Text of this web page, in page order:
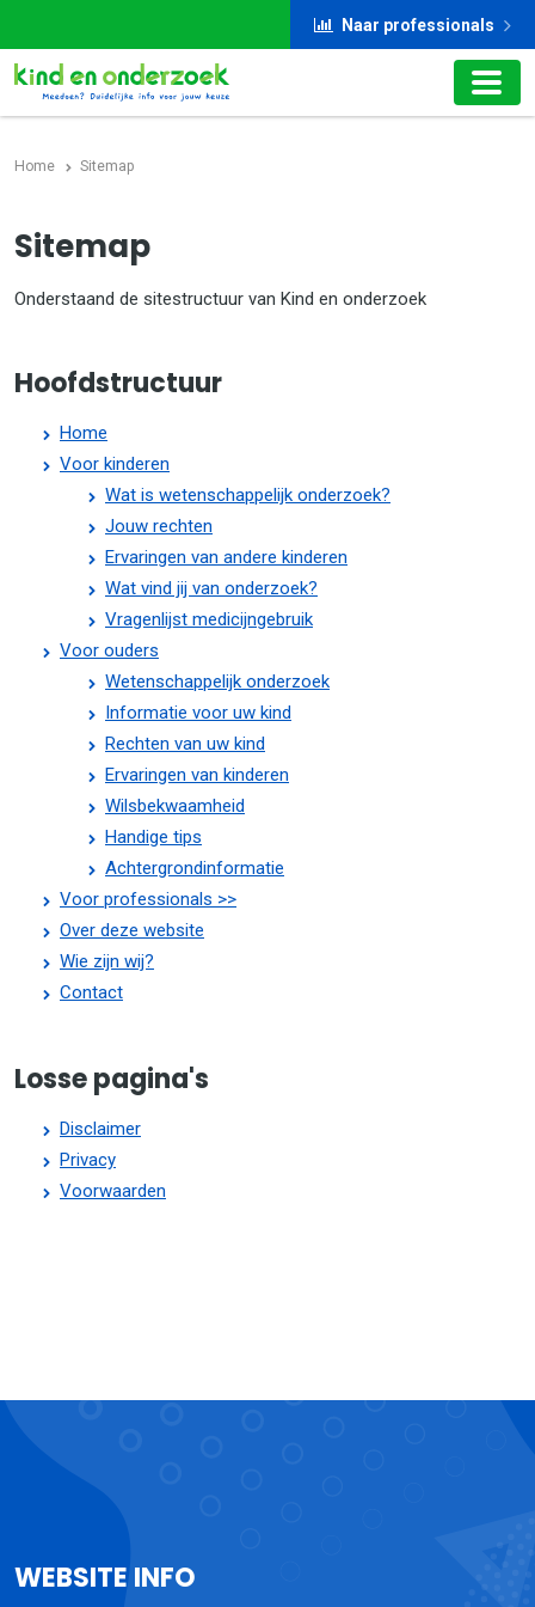
Naar professionals
Home Sitemap
Sitemap
Onderstaand de sitestructuur van Kind en onderzoek
Hoofdstructuur
Home
Voor kinderen
Wat is wetenschappelijk onderzoek?
Jouw rechten
Ervaringen van andere kinderen
Wat vind jij van onderzoek?
Vragenlijst medicijngebruik
Voor ouders
Wetenschappelijk onderzoek
Informatie voor uw kind
Rechten van uw kind
Ervaringen van kinderen
Wilsbekwaamheid
Handige tips
Achtergrondinformatie
Voor professionals >>
Over deze website
Wie zijn wij?
Contact
Losse pagina's
Disclaimer
Privacy
Voorwaarden
WEBSITE INFO